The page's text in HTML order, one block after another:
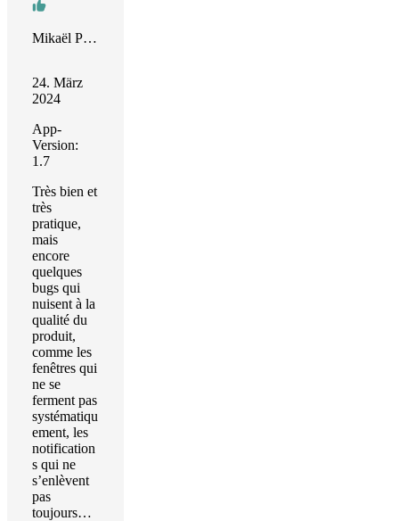
Mikaël POLLET
24. März
2024
App-
Version:
1.7
Très bien et
très
pratique,
mais
encore
quelques
bugs qui
nuisent à la
qualité du
produit,
comme les
fenêtres qui
ne se
ferment pas
systématiqu
ement, les
notification
s qui ne
s’enlèvent
pas
toujours…